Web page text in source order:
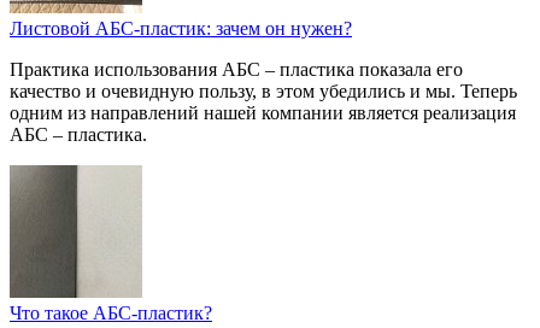
Листовой АБС-пластик: зачем он нужен?
Практика использования АБС – пластика показала его
качество и очевидную пользу, в этом убедились и мы. Теперь
одним из направлений нашей компании является реализация
АБС – пластика.
Что такое АБС-пластик?